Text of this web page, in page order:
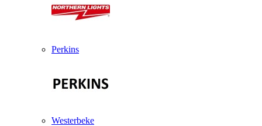
Perkins
Westerbeke